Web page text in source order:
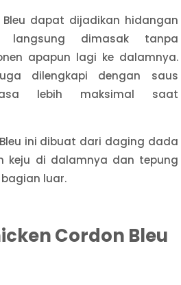
Bleu dapat dijadikan hidangan
dimasak tanpa
apapun lagi ke dalamnya.
dilengkapi dengan saus
lebih maksimal saat
ini dibuat dari daging dada
keju di dalamnya dan tepung
luar.
Cordon Bleu